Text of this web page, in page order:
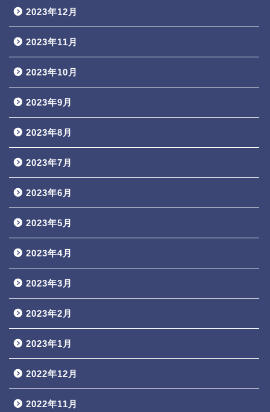
2023年12月
2023年11月
2023年10月
2023年9月
2023年8月
2023年7月
2023年6月
2023年5月
2023年4月
2023年3月
2023年2月
2023年1月
2022年12月
2022年11月